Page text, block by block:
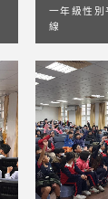
一年級性
線